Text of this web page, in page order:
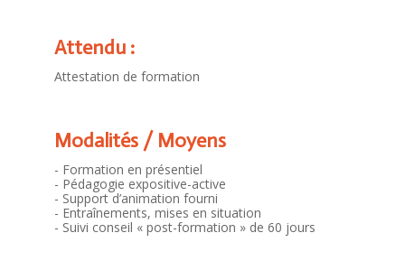
Attendu :
Attestation de formation
Modalités / Moyens
- Formation en présentiel
- Pédagogie expositive-active
- Support d’animation fourni
- Entraînements, mises en situation
- Suivi conseil « post-formation » de 60 jours